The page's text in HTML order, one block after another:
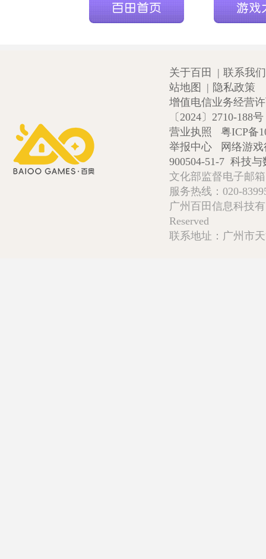
关于百田 | 联系我们
站地图
| 隐私政策
增值电信业务经营
〔2024〕2710-188号
营业执照
粤ICP备
举报中心
网络游
900504-51-7 科技与
文化部监督电子邮
服务热线：020-
广州百田信息科技
Reserved
联系地址：广州市